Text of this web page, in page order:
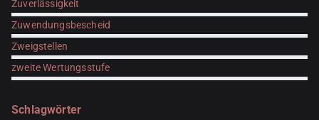
Zuverlässigkeit
Zuwendungsbescheid
Zweigstellen
zweite Wertungsstufe
Schlagwörter